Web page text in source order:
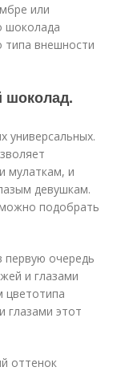
или
шоколада
типа внешности
шоколад.
универсальных.
мулаткам, и
девушкам.
подобрать
первую очередь
и глазами
цветотипа
глазами этот
оттенок